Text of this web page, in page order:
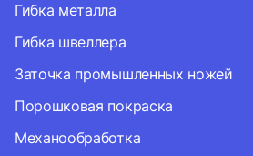
Гибка металла
Гибка швеллера
Заточка промышленных ножей
Порошковая покраска
Механообработка